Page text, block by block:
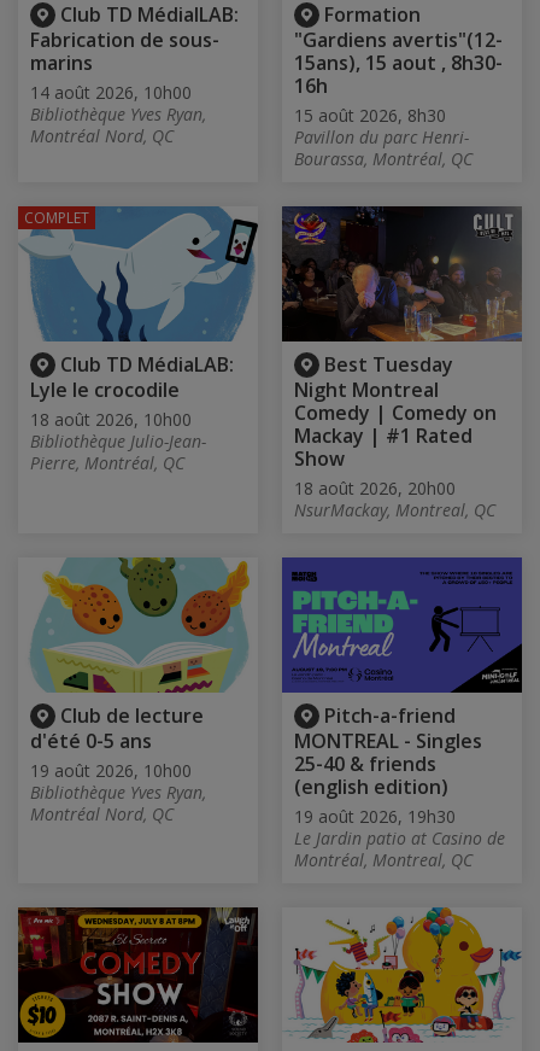
Club TD MédialLAB:
Fabrication de sous-
marins
14 août 2026, 10h00
Bibliothèque Yves Ryan,
Montréal Nord, QC
Formation
"Gardiens avertis"(12-
15ans), 15 aout , 8h30-
16h
15 août 2026, 8h30
Pavillon du parc Henri-
Bourassa, Montréal, QC
Club TD MédiaLAB:
Lyle le crocodile
18 août 2026, 10h00
Bibliothèque Julio-Jean-
Pierre, Montréal, QC
COMPLET
Best Tuesday
Night Montreal
Comedy | Comedy on
Mackay | #1 Rated
Show
18 août 2026, 20h00
NsurMackay, Montreal, QC
Club de lecture
d'été 0-5 ans
19 août 2026, 10h00
Bibliothèque Yves Ryan,
Montréal Nord, QC
Pitch-a-friend
MONTREAL - Singles
25-40 & friends
(english edition)
19 août 2026, 19h30
Le Jardin patio at Casino de
Montréal, Montreal, QC